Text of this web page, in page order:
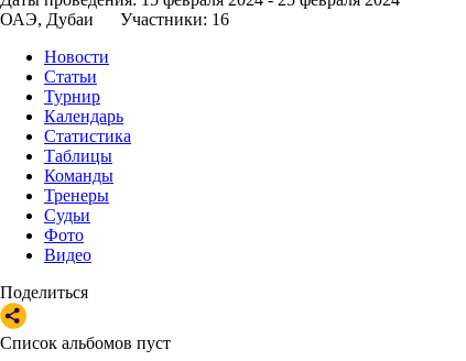
Телеграм
Мы обрабатываем Cookies для улучшения работы сайта,
с Условиями обработки метрических данных на
данныхв системе
я согласен